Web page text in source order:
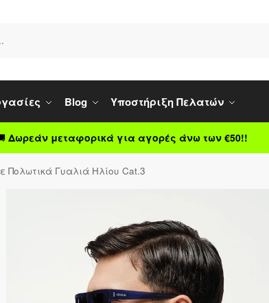
Blog Υποστήριξη Πελατών
Δωρεάν μεταφορικά για αγορές άνω των €50!!
Πολωτικά Γυαλιά Ηλίου Cat.3